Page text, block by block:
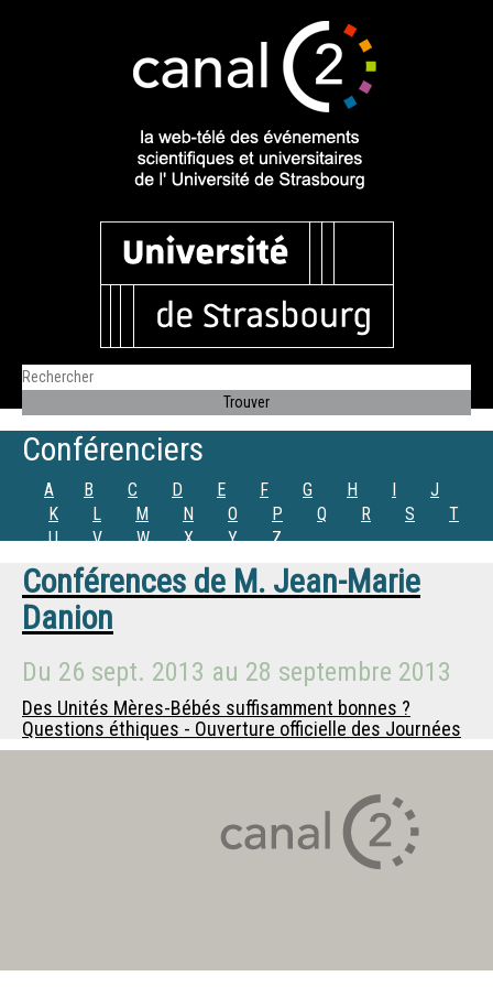
Conférenciers
A B C D E F G H I
J
K
L M N O P Q R S
T
U
V W X Y Z
Conférences de M. Jean-Marie
Danion
Du 26 sept. 2013 au 28 septembre 2013
Des Unités Mères-Bébés suffisamment bonnes ?
Questions éthiques - Ouverture officielle des Journées